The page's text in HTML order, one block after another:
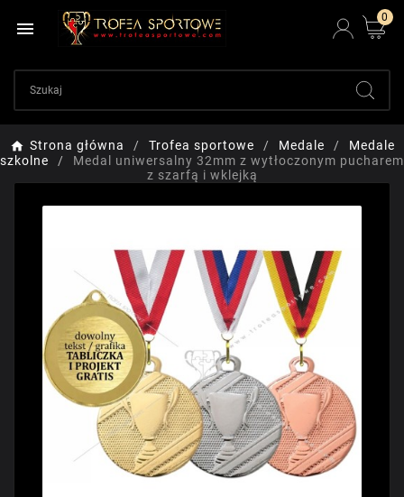

0
Strona główna Trofea sportowe Medale
Medale
szkolne
Medal uniwersalny 32mm z wytłoczonym pucharem
z szarfą i wklejką